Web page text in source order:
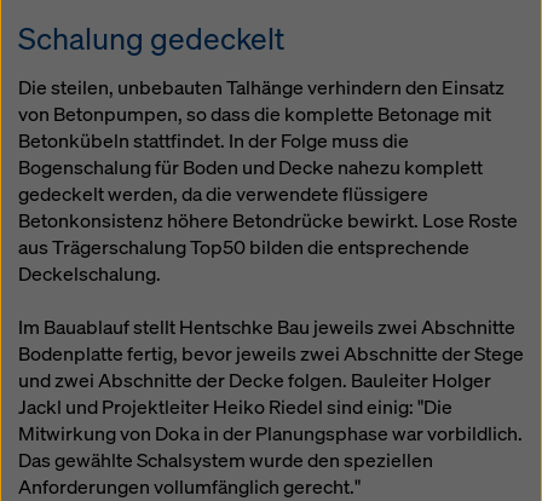
Schalung gedeckelt
Die steilen, unbebauten Talhänge verhindern den Einsatz
von Betonpumpen, so dass die komplette Betonage mit
Betonkübeln stattfindet. In der Folge muss die
Bogenschalung für Boden und Decke nahezu komplett
gedeckelt werden, da die verwendete flüssigere
Betonkonsistenz höhere Betondrücke bewirkt. Lose Roste
aus Trägerschalung Top50 bilden die entsprechende
Deckelschalung.
Im Bauablauf stellt Hentschke Bau jeweils zwei Abschnitte
Bodenplatte fertig, bevor jeweils zwei Abschnitte der Stege
und zwei Abschnitte der Decke folgen. Bauleiter Holger
Jackl und Projektleiter Heiko Riedel sind einig: "Die
Mitwirkung von Doka in der Planungsphase war vorbildlich.
Das gewählte Schalsystem wurde den speziellen
Anforderungen vollumfänglich gerecht."